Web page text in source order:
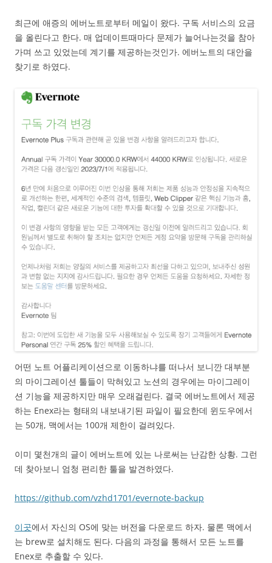
최근에 애증의 에버노트로부터 메일이 왔다. 구독 서비스의 요금
을 올린다고 한다. 매 업데이트때마다 문제가 늘어나는것을 참아
가며 쓰고 있었는데 계기를 제공하는것인가. 에버노트의 대안을
찾기로 하였다.
어떤 노트 어플리케이션으로 이동하냐를 떠나서 보니깐 대부분
의 마이그레이션 툴들이 막혀있고 노션의 경우에는 마이그레이
션 기능을 제공하지만 매우 오래걸린다. 결국 에버노트에서 제공
하는 Enex라는 형태의 내보내기된 파일이 필요한데 윈도우에서
는 50개, 맥에서는 100개 제한이 걸려있다.
이미 몇천개의 글이 에버노트에 있는 나로써는 난감한 상황. 그런
데 찾아보니 엄청 편리한 툴을 발견하였다.
https://github.com/vzhd1701/evernote-backup
이곳에서 자신의 OS에 맞는 버전을 다운로드 하자. 물론 맥에서
는 brew로 설치해도 된다. 다음의 과정을 통해서 모든 노트를
Enex로 추출할 수 있다.